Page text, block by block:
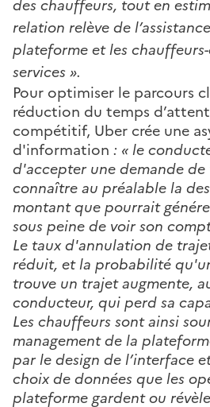
des chauffeurs, tout en
relation relève de
plateforme et les
services ».
Pour optimiser le parcours
réduction du temps
compétitif, Uber crée une
d'information : « le
d'accepter une demande de
connaître au préalable la
montant que pourrait
sous peine de voir son
Le taux d'annulation de
réduit, et la probabilité
trouve un trajet augmente,
conducteur, qui perd sa
Les chauffeurs sont ainsi
management de la
par le design de l’interface
choix de données que les
plateforme gardent ou